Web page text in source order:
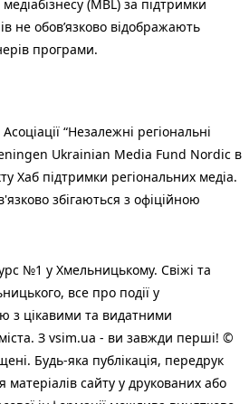
(MBL) за підтримки
не обов’язково відображають
програми.
“Незалежні регіональні
Ukrainian Media Fund Nordic в
Хаб підтримки регіональних медіа.
збігаються з офіційною
№1 у Хмельницькому. Свіжі та
все про події у
з цікавими та видатними
З vsim.ua - ви завжди перші! ©
Будь-яка публiкацiя, передрук
сайту у друкованих або